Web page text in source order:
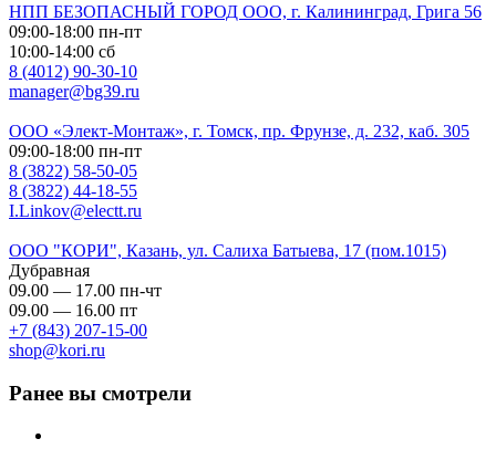
НПП БЕЗОПАСНЫЙ ГОРОД ООО, г. Калининград, Грига 56
09:00-18:00 пн-пт
10:00-14:00 сб
8 (4012) 90-30-10
manager@bg39.ru
ООО «Элект-Монтаж», г. Томск, пр. Фрунзе, д. 232, каб. 305
09:00-18:00 пн-пт
8 (3822) 58-50-05
8 (3822) 44-18-55
I.Linkov@electt.ru
ООО "КОРИ", Казань, ул. Салиха Батыева, 17 (пом.1015)
Дубравная
09.00 — 17.00 пн-чт
09.00 — 16.00 пт
+7 (843) 207-15-00
shop@kori.ru
Ранее вы смотрели